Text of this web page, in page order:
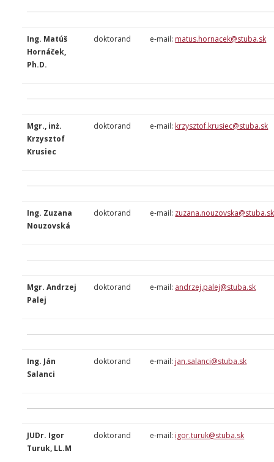
Ing. Matúš
Hornáček,
Ph.D.
doktorand e-mail: matus.hornacek@stuba.sk
Mgr., inż.
Krzysztof
Krusiec
doktorand e-mail: krzysztof.krusiec@stuba.sk
Ing. Zuzana
Nouzovská
doktorand e-mail: zuzana.nouzovska@stuba.sk
Mgr. Andrzej
Palej
doktorand e-mail: andrzej.palej@stuba.sk
Ing. Ján
Salanci
doktorand e-mail: jan.salanci@stuba.sk
JUDr. Igor
Turuk, LL.M
doktorand e-mail: igor.turuk@stuba.sk